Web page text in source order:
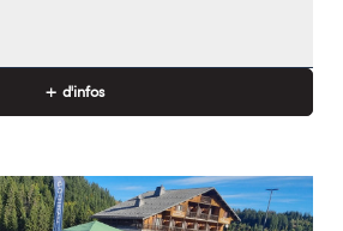
+ d'infos